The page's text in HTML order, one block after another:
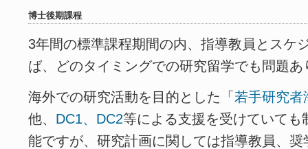
博士後期課程
3年間の標準課程期間の内、指導教員とスケ
ば、どのタイミングでの研究留学でも問題あ
海外での研究活動を目的とした「 若手研究者
他、 DC1、DC2等による支援を受けていても
能ですが、研究計画に関しては指導教員、